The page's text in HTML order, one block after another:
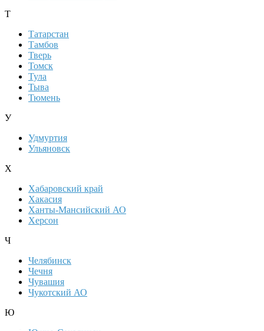
Т
Татарстан
Тамбов
Тверь
Томск
Тула
Тыва
Тюмень
У
Удмуртия
Ульяновск
Х
Хабаровский край
Хакасия
Ханты-Мансийский АО
Херсон
Ч
Челябинск
Чечня
Чувашия
Чукотский АО
Ю